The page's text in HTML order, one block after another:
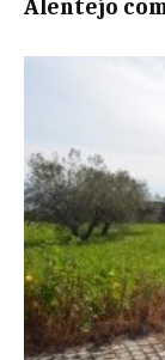
Alentejo